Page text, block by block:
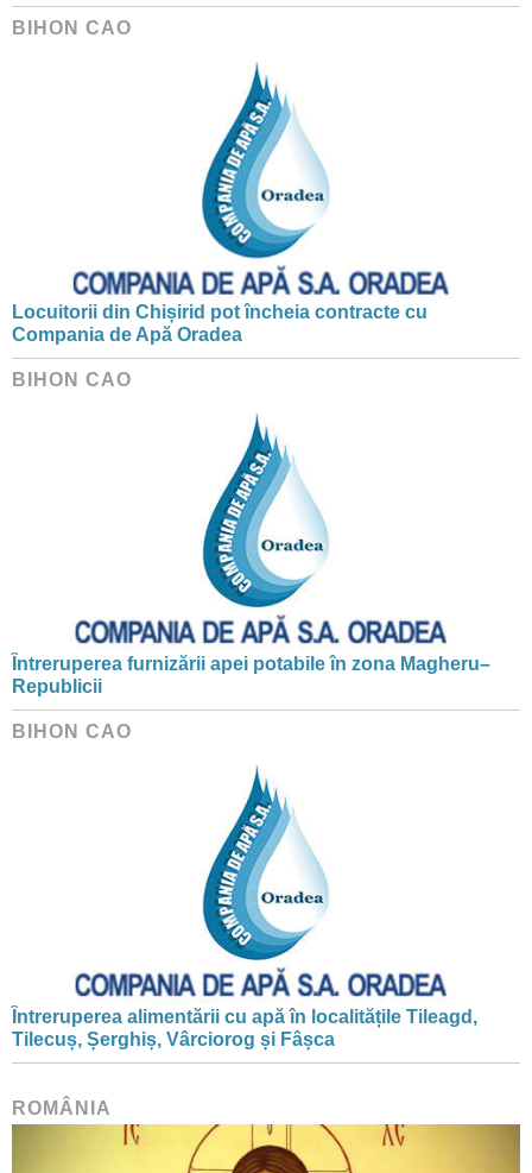
BIHON CAO
Locuitorii din Chișirid pot încheia contracte cu
Compania de Apă Oradea
BIHON CAO
Întreruperea furnizării apei potabile în zona Magheru–
Republicii
BIHON CAO
Întreruperea alimentării cu apă în localitățile Tileagd,
Tilecuș, Șerghiș, Vârciorog și Fâșca
ROMÂNIA